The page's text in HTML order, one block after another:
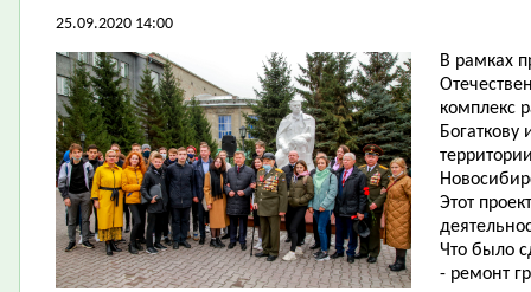
25.09.2020 14:00
В рамках
комплекс
Богаткову
Этот
Что было
- ремонт